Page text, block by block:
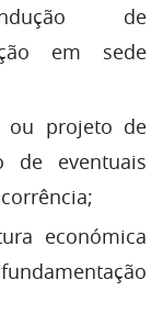
de
em sede
ou projeto de
de eventuais
económica